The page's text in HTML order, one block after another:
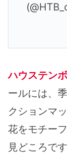
ハウステン
ールには、
クションマ
花をモチー
見どころです